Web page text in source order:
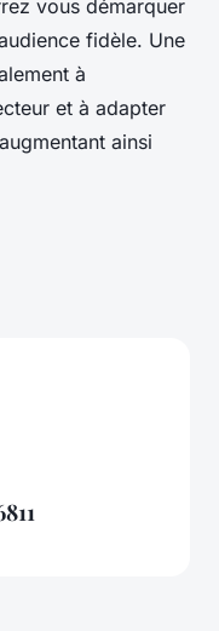
vous démarquer
fidèle. Une
à
et à adapter
ainsi